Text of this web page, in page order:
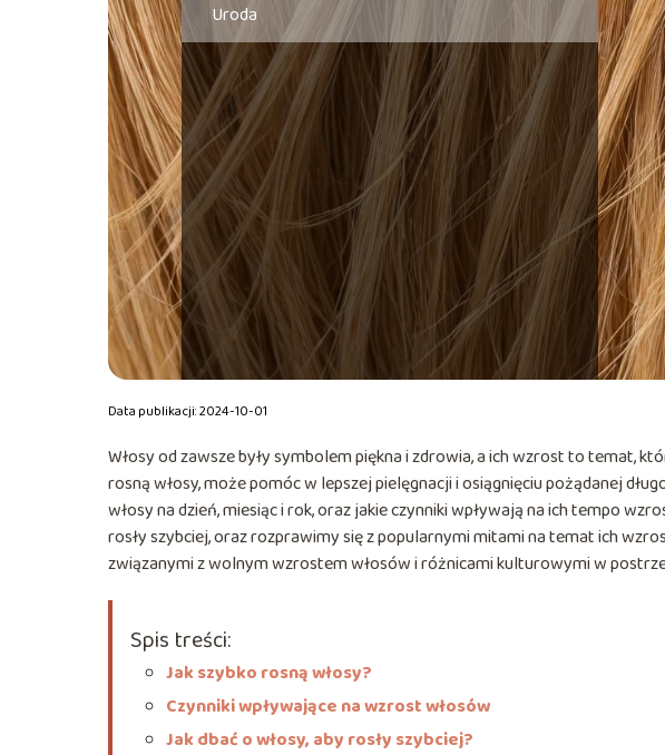
Uroda
Data publikacji: 2024-10-01
Włosy od zawsze były symbolem piękna i zdrowia, a ich wzrost to temat,
rosną włosy, może pomóc w lepszej pielęgnacji i osiągnięciu pożądanej
włosy na dzień, miesiąc i rok, oraz jakie czynniki wpływają na ich tempo
rosły szybciej, oraz rozprawimy się z popularnymi mitami na temat ich
związanymi z wolnym wzrostem włosów i różnicami kulturowymi w
Spis treści:
Jak szybko rosną włosy?
Czynniki wpływające na wzrost włosów
Jak dbać o włosy, aby rosły szybciej?